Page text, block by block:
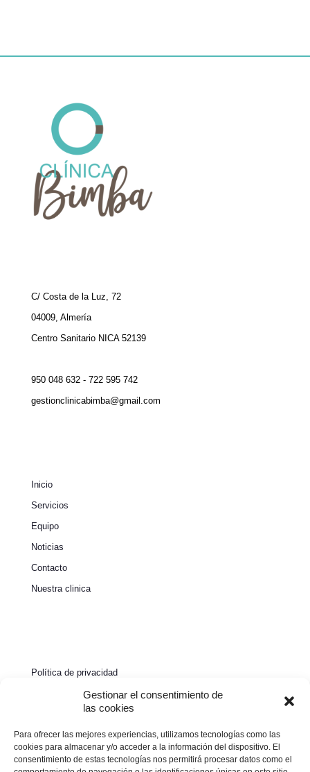
Gestionar el consentimiento de
las cookies
Para ofrecer las mejores experiencias, utilizamos tecnologías como las
cookies para almacenar y/o acceder a la información del dispositivo. El
consentimiento de estas tecnologías nos permitirá procesar datos como el
C/ Costa de la Luz, 72
04009, Almería
Centro Sanitario NICA 52139
950 048 632 - 722 595 742
gestionclinicabimba@gmail.com
Inicio
Servicios
Equipo
Noticias
Contacto
Nuestra clinica
Política de privacidad
Política de cookies
Declaración de accesibilidad